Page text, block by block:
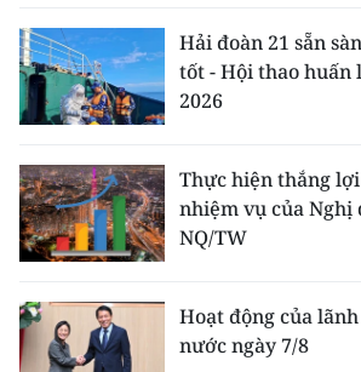
Hải đoàn 21 sẵn
tốt - Hội thao huấn
2026
Thực hiện thắng
nhiệm vụ của Nghị
NQ/TW
Hoạt động của
nước ngày 7/8